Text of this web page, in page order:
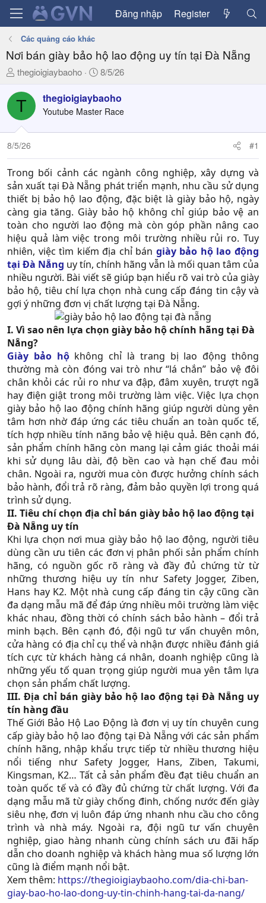
Đăng nhập Register
Các quảng cáo khác
Nơi bán giày bảo hộ lao động uy tín tại Đà Nẵng
T
r
a
d
s
t
a
r
t
e
r
thegioigiaybaoho
N
à
y
ử
8/5/26
T thegioigiaybaoho
Youtube Master Race
8/5/26 #1
Trong bối cảnh các ngành công nghiệp, xây dựng và
sản xuất tại Đà Nẵng phát triển mạnh, nhu cầu sử dụng
thiết bị bảo hộ lao động, đặc biệt là giày bảo hộ, ngày
càng gia tăng. Giày bảo hộ không chỉ giúp bảo vệ an
toàn cho người lao động mà còn góp phần nâng cao
hiệu quả làm việc trong môi trường nhiều rủi ro. Tuy
nhiên, việc tìm kiếm địa chỉ bán giày bảo hộ lao động
tại Đà Nẵng uy tín, chính hãng vẫn là mối quan tâm của
nhiều người. Bài viết sẽ giúp bạn hiểu rõ vai trò của giày
bảo hộ, tiêu chí lựa chọn nhà cung cấp đáng tin cậy và
gợi ý những đơn vị chất lượng tại Đà Nẵng.​
I. Vì sao nên lựa chọn giày bảo hộ chính hãng tại Đà
Nẵng?
Giày bảo hộkhông chỉ là trang bị lao động thông
thường mà còn đóng vai trò như “lá chắn” bảo vệ đôi
chân khỏi các rủi ro như va đập, đâm xuyên, trượt ngã
hay điện giật trong môi trường làm việc. Việc lựa chọn
giày bảo hộ lao động chính hãng giúp người dùng yên
tâm hơn nhờ đáp ứng các tiêu chuẩn an toàn quốc tế,
tích hợp nhiều tính năng bảo vệ hiệu quả. Bên cạnh đó,
sản phẩm chính hãng còn mang lại cảm giác thoải mái
khi sử dụng lâu dài, độ bền cao và hạn chế đau mỏi
chân. Ngoài ra, người mua còn được hưởng chính sách
bảo hành, đổi trả rõ ràng, đảm bảo quyền lợi trong quá
trình sử dụng.​
II. Tiêu chí chọn địa chỉ bán giày bảo hộ lao động tại
Đà Nẵng uy tín
Khi lựa chọn nơi mua giày bảo hộ lao động, người tiêu
dùng cần ưu tiên các đơn vị phân phối sản phẩm chính
hãng, có nguồn gốc rõ ràng và đầy đủ chứng từ từ
những thương hiệu uy tín như Safety Jogger, Ziben,
Hans hay K2. Một nhà cung cấp đáng tin cậy cũng cần
đa dạng mẫu mã để đáp ứng nhiều môi trường làm việc
khác nhau, đồng thời có chính sách bảo hành – đổi trả
minh bạch. Bên cạnh đó, đội ngũ tư vấn chuyên môn,
cửa hàng có địa chỉ cụ thể và nhận được nhiều đánh giá
tích cực từ khách hàng cá nhân, doanh nghiệp cũng là
những yếu tố quan trọng giúp người mua yên tâm lựa
chọn sản phẩm chất lượng.
III. Địa chỉ bán giày bảo hộ lao động tại Đà Nẵng uy
tín hàng đầu
Thế Giới Bảo Hộ Lao Động là đơn vị uy tín chuyên cung
cấp giày bảo hộ lao động tại Đà Nẵng với các sản phẩm
chính hãng, nhập khẩu trực tiếp từ nhiều thương hiệu
nổi tiếng như Safety Jogger, Hans, Ziben, Takumi,
Kingsman, K2… Tất cả sản phẩm đều đạt tiêu chuẩn an
toàn quốc tế và có đầy đủ chứng từ chất lượng. Với đa
dạng mẫu mã từ giày chống đinh, chống nước đến giày
siêu nhẹ, đơn vị luôn đáp ứng nhanh nhu cầu cho công
trình và nhà máy. Ngoài ra, đội ngũ tư vấn chuyên
nghiệp, giao hàng nhanh cùng chính sách ưu đãi hấp
dẫn cho doanh nghiệp và khách hàng mua số lượng lớn
cũng là điểm mạnh nổi bật.​
Xem thêm: https://thegioigiaybaoho.com/dia-chi-ban-
giay-bao-ho-lao-dong-uy-tin-chinh-hang-tai-da-nang/